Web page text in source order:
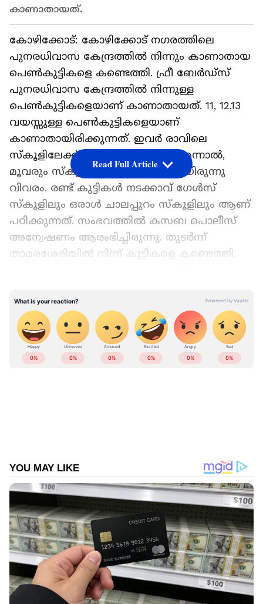
കാണാതായത്.
കോഴിക്കോട്: കോഴിക്കോട് ന​ഗരത്തിലെ
പുനരധിവാസ കേന്ദ്രത്തിൽ നിന്നും കാണാതായ
പെണ്‍കുട്ടികളെ കണ്ടെത്തി. ഫ്രീ ബേർഡ്സ്
പുനരധിവാസ കേന്ദ്രത്തിൽ നിന്നുള്ള
പെൺകുട്ടികളെയാണ് കാണാതായത്. 11, 12,13
വയസ്സുള്ള പെൺകുട്ടികളെയാണ്
കാണാതായിരിക്കുന്നത്. ഇവർ രാവിലെ
സ്കൂളിലേക്ക് പോയതായിരുന്നു. എന്നാൽ,
മൂവരും സ്കൂളിലെത്തിയിട്ടില്ലെന്നായിരുന്നു
വിവരം. രണ്ട് കുട്ടികൾ നടക്കാവ് ഗേൾസ്
സ്കൂളിലും ഒരാൾ ചാലപ്പുറം സ്കൂളിലും ആണ്
പഠിക്കുന്നത്. സംഭവത്തിൽ കസബ പൊലീസ്
അന്വേഷണം ആരംഭിച്ചിരുന്നു. തുടര്‍ന്ന്
താമരശേരിയിൽ നിന്ന് കുട്ടികളെ കണ്ടെത്തി.
പോയതെന്ന് കുട്ടികള്‍ വെളിപ്പെടുത്തി. ഇവരെ
സിഡബ്ല്യൂസിക്ക് മുന്‍പാകെ ഹാജരാക്കും.
Add Asianetnews as a Preferred
Source
Read Full Article
LATEST VIDEOS